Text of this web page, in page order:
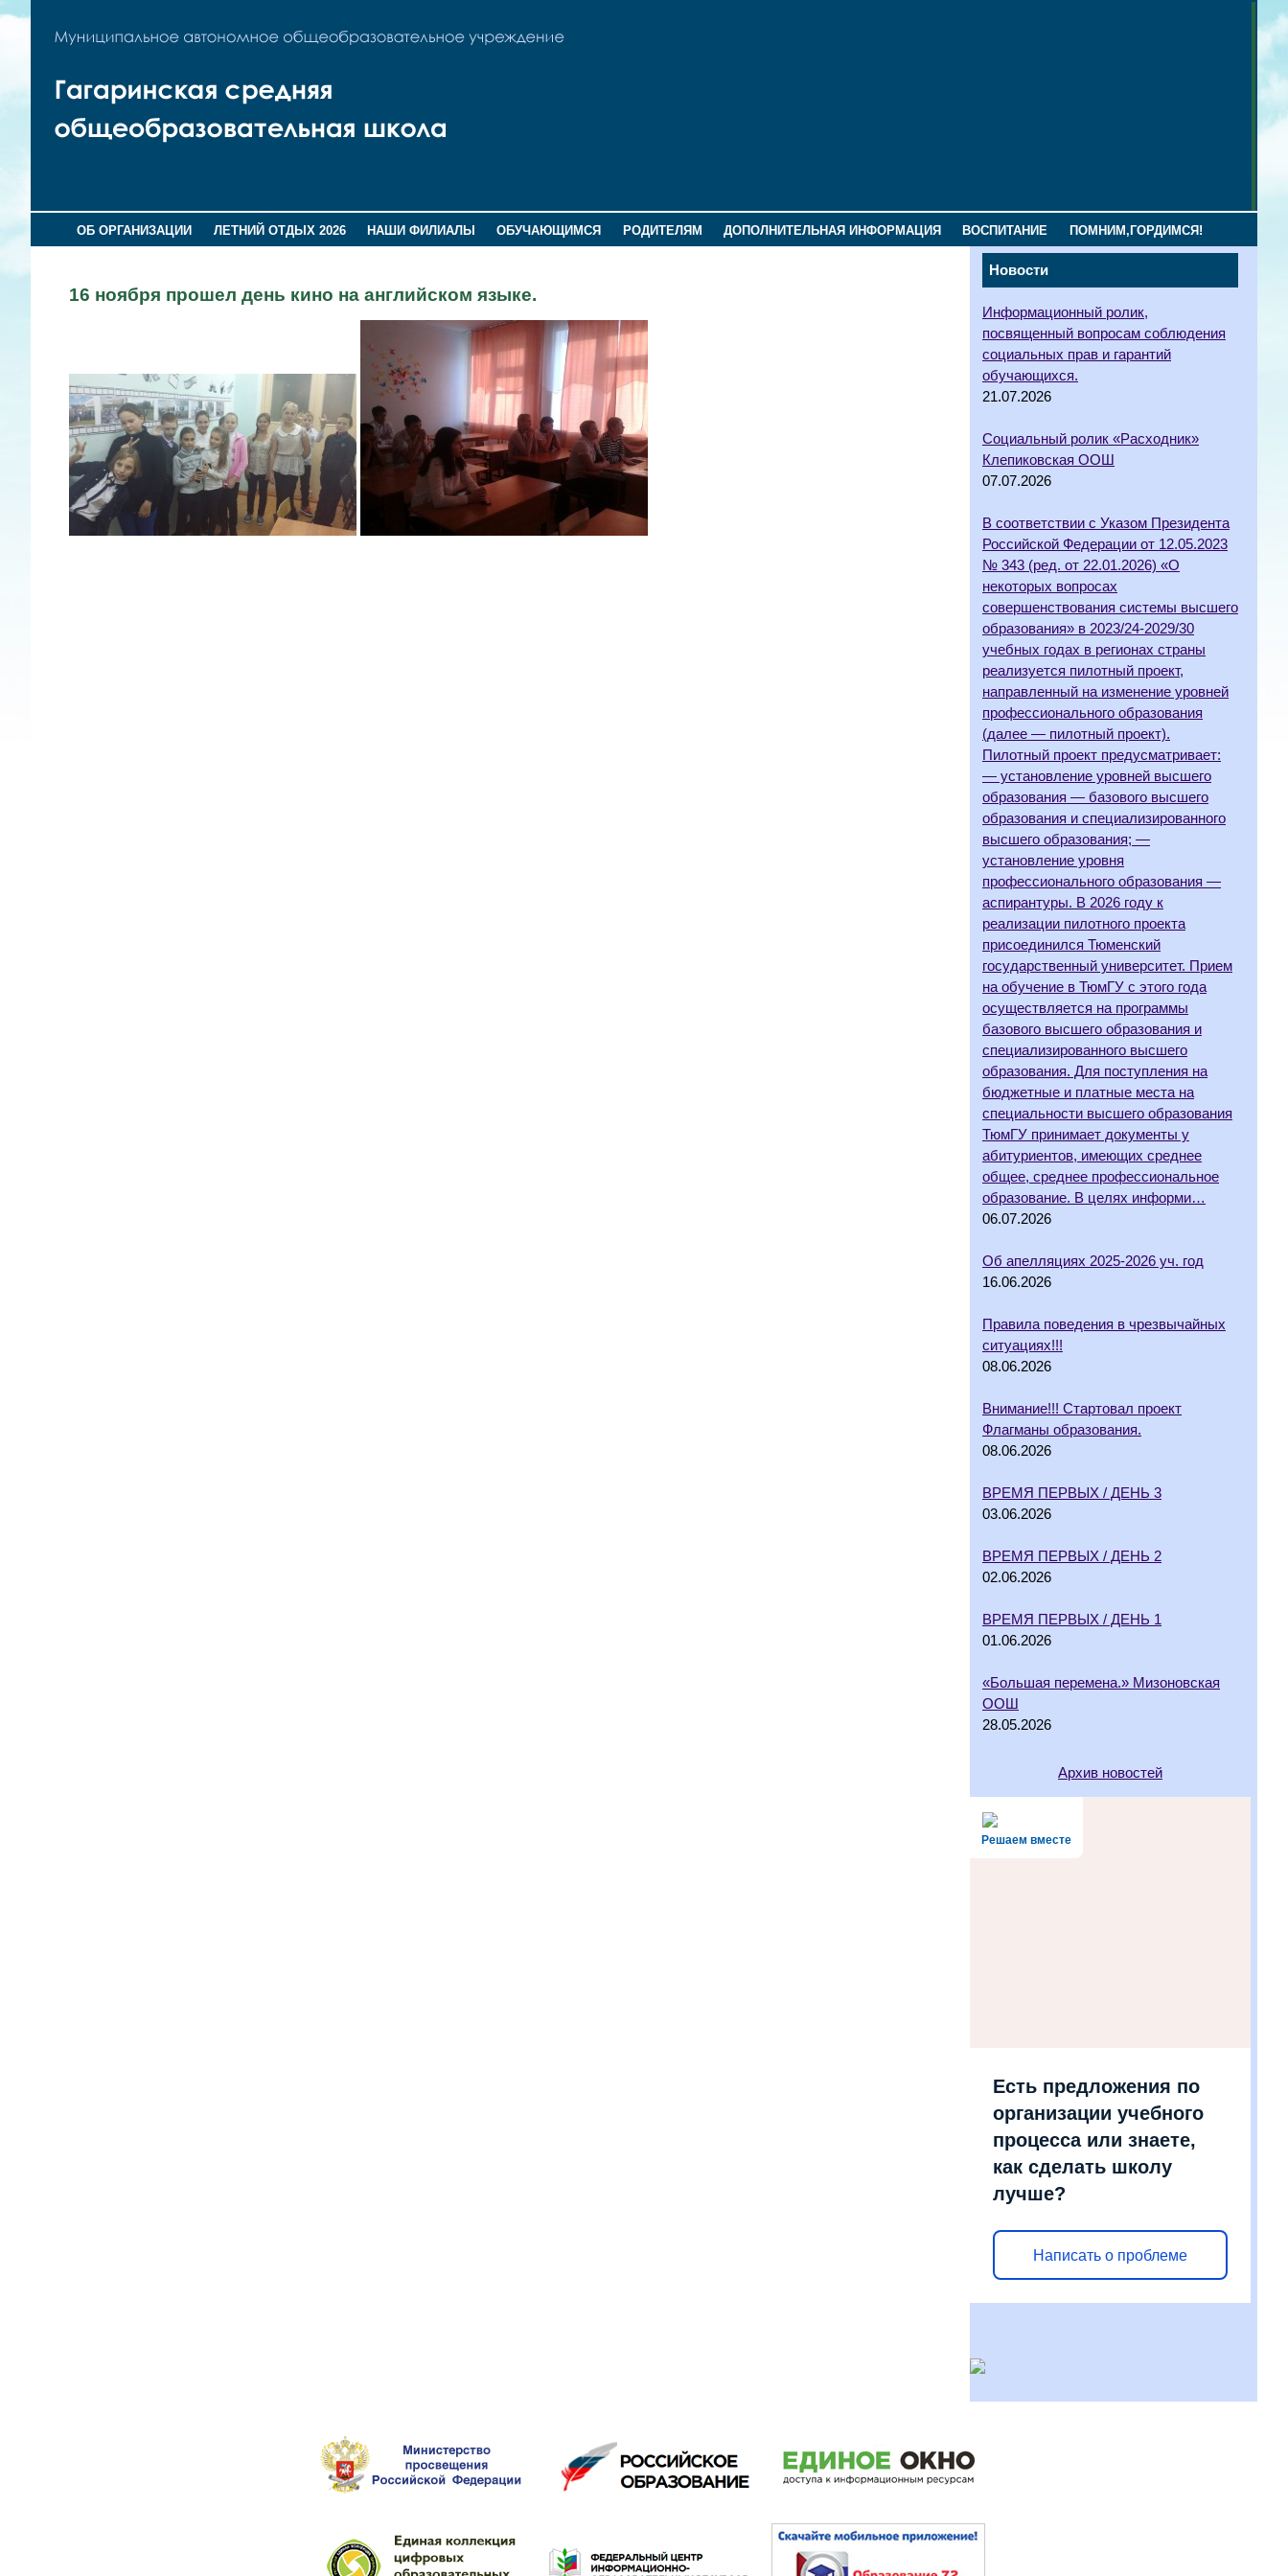
ОБ ОРГАНИЗАЦИИ ЛЕТНИЙ ОТДЫХ 2026 НАШИ ФИЛИАЛЫ ОБУЧАЮЩИМСЯ РОДИТЕЛЯМ ДОПОЛНИТЕЛЬНАЯ ИНФОРМАЦИЯ ВОСПИТАНИЕ ПОМНИМ,ГОРДИМСЯ!
Новости
Информационный ролик,
посвященный вопросам соблюдения
социальных прав и гарантий
обучающихся.
21.07.2026
Социальный ролик «Расходник»
Клепиковская ООШ
07.07.2026
В соответствии с Указом Президента
Российской Федерации от 12.05.2023
№ 343 (ред. от 22.01.2026) «О
некоторых вопросах
совершенствования системы высшего
образования» в 2023/24-2029/30
учебных годах в регионах страны
реализуется пилотный проект,
направленный на изменение уровней
профессионального образования
(далее — пилотный проект).
Пилотный проект предусматривает:
— установление уровней высшего
образования — базового высшего
образования и специализированного
высшего образования; —
установление уровня
профессионального образования —
аспирантуры. В 2026 году к
реализации пилотного проекта
присоединился Тюменский
государственный университет. Прием
на обучение в ТюмГУ с этого года
осуществляется на программы
базового высшего образования и
специализированного высшего
образования. Для поступления на
бюджетные и платные места на
специальности высшего образования
ТюмГУ принимает документы у
абитуриентов, имеющих среднее
общее, среднее профессиональное
образование. В целях информи…
06.07.2026
Об апелляциях 2025-2026 уч. год
16.06.2026
Правила поведения в чрезвычайных
ситуациях!!!
08.06.2026
Внимание!!! Стартовал проект
Флагманы образования.
08.06.2026
ВРЕМЯ ПЕРВЫХ / ДЕНЬ 3
03.06.2026
ВРЕМЯ ПЕРВЫХ / ДЕНЬ 2
02.06.2026
ВРЕМЯ ПЕРВЫХ / ДЕНЬ 1
01.06.2026
«Большая перемена.» Мизоновская
ООШ
28.05.2026
Архив новостей
Решаем вместе
Есть предложения по
организации учебного
процесса или знаете,
как сделать школу
лучше?
Написать о проблеме
16 ноября прошел день кино на английском языке.